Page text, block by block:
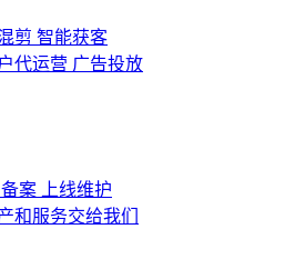
剪 智能获客
代运营 广告投放
案 上线维护
和服务交给我们